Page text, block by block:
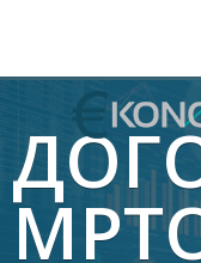
АКТУЕЛНО
ЕКОНОМИЈА
ФИНАНСИИ